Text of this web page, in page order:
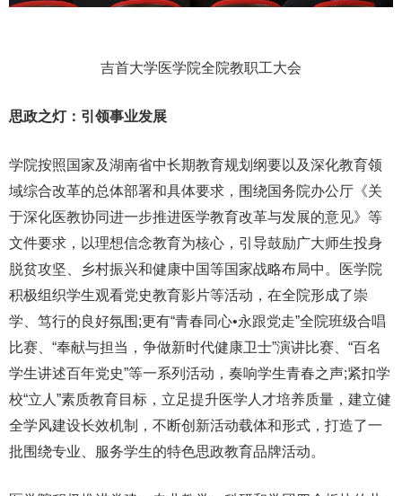
吉首大学医学院全院教职工大会
思政之灯：引领事业发展
学院按照国家及湖南省中长期教育规划纲要以及深化教育领
域综合改革的总体部署和具体要求，围绕国务院办公厅《关
于深化医教协同进一步推进医学教育改革与发展的意见》等
文件要求，以理想信念教育为核心，引导鼓励广大师生投身
脱贫攻坚、乡村振兴和健康中国等国家战略布局中。医学院
积极组织学生观看党史教育影片等活动，在全院形成了崇
学、笃行的良好氛围;更有“青春同心•永跟党走”全院班级合唱
比赛、“奉献与担当，争做新时代健康卫士”演讲比赛、“百名
学生讲述百年党史”等一系列活动，奏响学生青春之声;紧扣学
校“立人”素质教育目标，立足提升医学人才培养质量，建立健
全学风建设长效机制，不断创新活动载体和形式，打造了一
批围绕专业、服务学生的特色思政教育品牌活动。